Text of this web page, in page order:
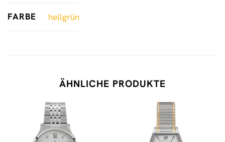
FARBE hellgrün
ÄHNLICHE PRODUKTE